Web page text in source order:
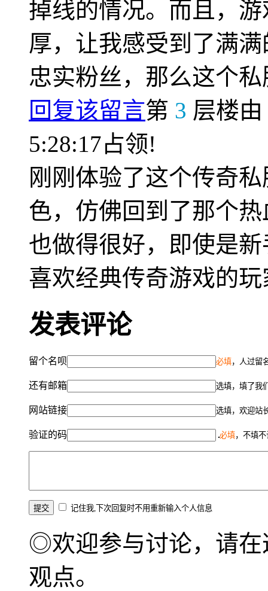
掉线的情况。而且，
厚，让我感受到了满
忠实粉丝，那么这个
回复该留言第 3 层楼由
5:28:17占领!
刚刚体验了这个传奇
色，仿佛回到了那个
也做得很好，即使是
喜欢经典传奇游戏的玩
发表评论
留个名呗 必填，人过留
还有邮箱 选填，填了我
网站链接 选填，欢迎站
验证的码 必填，不填
记住我,下次回复时不用重新输入个人信息
◎欢迎参与讨论，请在
观点。